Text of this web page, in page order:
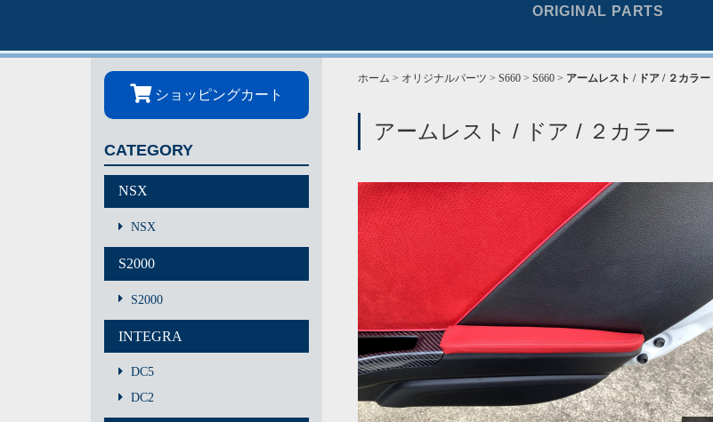
ORIGINAL PARTS
ホーム > オリジナルパーツ > S660 > S660 > アームレスト / ドア / ２カラー
アームレスト / ドア / ２カラー
ショッピングカート
CATEGORY
NSX
NSX
S2000
S2000
INTEGRA
DC5
DC2